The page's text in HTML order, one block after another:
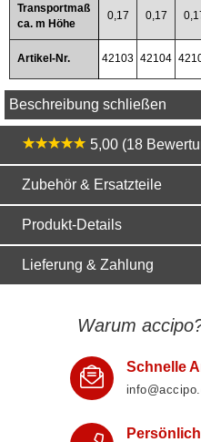
Transportmaß
ca. m Höhe
0,17 0,17
Artikel-Nr. 42103 42104
Beschreibung schließen
5,00 (18
Zubehör & Ersatzteile
Produkt-Details
Lieferung & Zahlung
Warum
Schnelle